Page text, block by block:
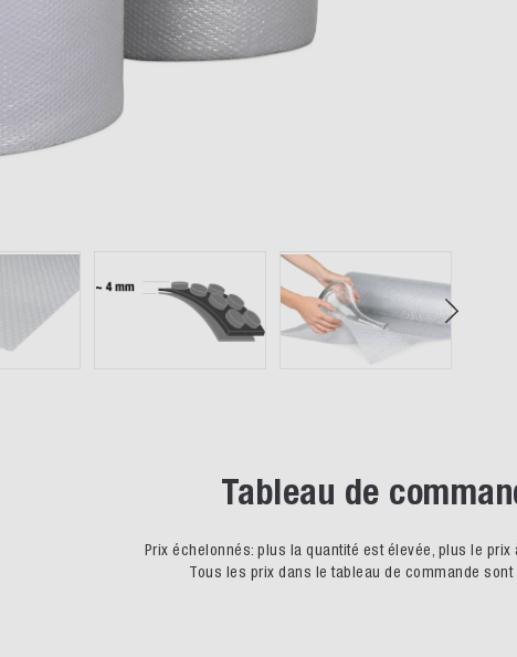
Tableau de
Prix échelonnés: plus la quantité est élevée, plus le prix
Tous les prix dans le tableau de commande sont